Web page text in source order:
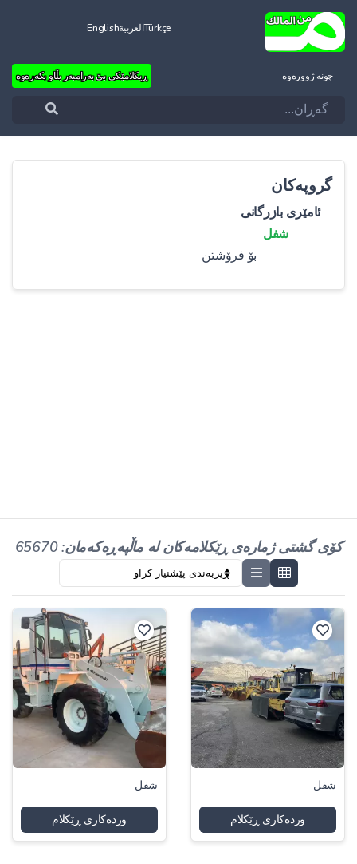
TürkçeالعربيةEnglish
چونه‌ ژووره‌وه‌ ڕیکلامێکی بێ بەرامبەر بڵاو بکەرەوە
گروپەکان
ئامێری بازرگانی
شفل
بۆ فرۆشتن
کۆی گشتی ژمارەی ڕێکلامەکان لە ماڵپەڕەکەمان: 65670
شفل
وردەکاری ڕێکلام
شفل
وردەکاری ڕێکلام